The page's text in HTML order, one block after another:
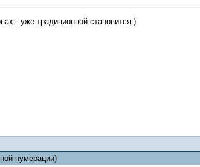
- уже традиционной становится.)
нумерации)